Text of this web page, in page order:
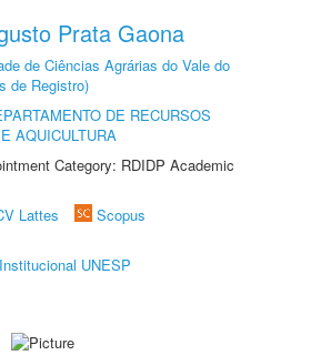
Prata Gaona
de Ciências Agrárias do Vale do
de Registro)
DE RECURSOS
AQUICULTURA
Category: RDIDP Academic
Lattes
Scopus
UNESP